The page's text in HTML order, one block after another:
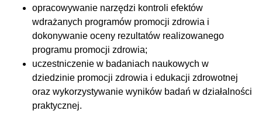
opracowywanie narzędzi kontroli efektów
wdrażanych programów promocji zdrowia i
dokonywanie oceny rezultatów realizowanego
programu promocji zdrowia;
uczestniczenie w badaniach naukowych w
dziedzinie promocji zdrowia i edukacji zdrowotnej
oraz wykorzystywanie wyników badań w działalności
praktycznej.